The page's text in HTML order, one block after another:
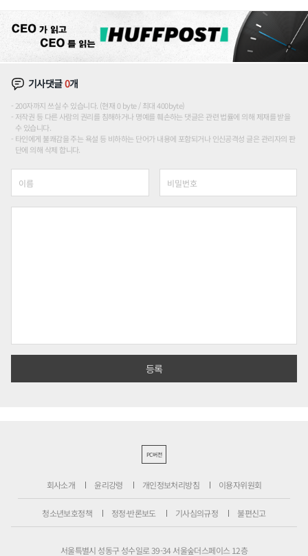
기사댓글0개
200자까지 쓰실 수 있습니다. (현재 0 byte / 최대 400byte)
저작권 등 다른 사람의 권리를 침해하거나 명예를 훼손하는 댓글은 관련 법률에 의해 제재를 받을
수 있습니다.
타인에게 불쾌감을 주는 욕설 등 비하하는 단어가 내용에 포함되거나 인신공격성 글은 관리자의 판
단에 의해 삭제 합니다.
PC버전
회사소개 윤리강령 개인정보처리방침 이용자위원회
청소년보호정책 정정·반론보도 기사심의규정 불편신고
서울특별시 성동구 성수일로 39-34 서울숲더스페이스 12층